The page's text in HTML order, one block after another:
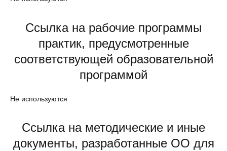
Ссылка на рабочие программы
практик, предусмотренные
соответствующей образовательной
программой
Не используются
Ссылка на методические и иные
документы, разработанные ОО для